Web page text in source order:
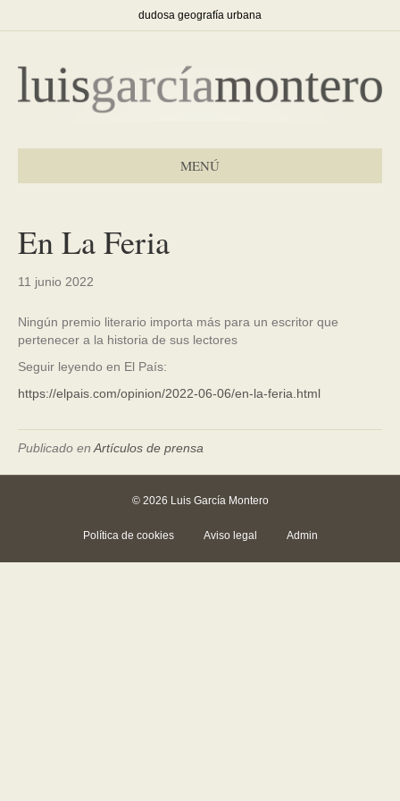
dudosa geografía urbana
MENÚ
En La Feria
11 junio 2022
Ningún premio literario importa más para un escritor que
pertenecer a la historia de sus lectores
Seguir leyendo en El País:
https://elpais.com/opinion/2022-06-06/en-la-feria.html
Publicado en Artículos de prensa
© 2026 Luis García Montero
Política de cookies Aviso legal Admin